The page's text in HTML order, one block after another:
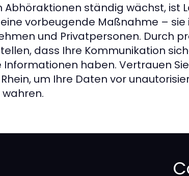
Abhöraktionen ständig wächst, ist
vorbeugende Maßnahme – sie
und Privatpersonen. Durch
dass Ihre Kommunikation
haben. Vertrauen
um Ihre Daten vor